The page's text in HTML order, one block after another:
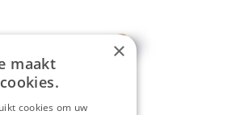
×
maakt
cookies om uw